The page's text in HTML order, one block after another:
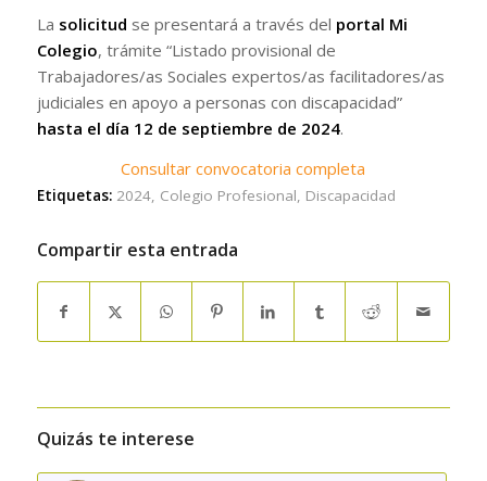
La solicitud se presentará a través del portal Mi
Colegio, trámite “Listado provisional de
Trabajadores/as Sociales expertos/as facilitadores/as
judiciales en apoyo a personas con discapacidad”
hasta el día 12 de septiembre de 2024.
Consultar convocatoria completa
Etiquetas: 2024, Colegio Profesional, Discapacidad
Compartir esta entrada
Quizás te interese